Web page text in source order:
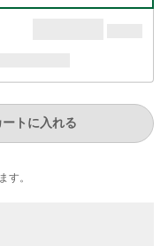
ートに入れる
す。